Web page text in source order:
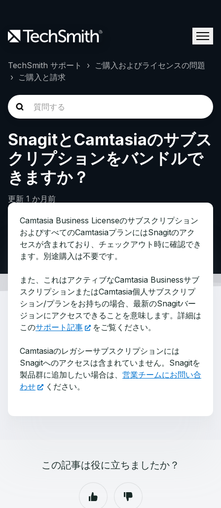
TechSmith サポート
ご購入およびライセンスの問題
ご購入と請求
SnagitとCamtasiaのサブス
クリプションをバンドルで
きますか？
更新 1 か月前
Camtasia Business Licenseのサブスクリプション
およびすべてのCamtasiaプランにはSnagitのアク
セスが含まれており、チェックアウト時に確認でき
ます。別途購入は不要です。
また、これはアクティブなCamtasia Businessサブ
スクリプションまたはCamtasia個人サブスクリプ
ション/プランをお持ちの場合、最新のSnagitバー
ジョンにアクセスできることを意味します。詳細は
このサポート記事 をご覧ください。
Camtasiaのレガシーサブスクリプションには
Snagitへのアクセスは含まれていません。Snagitを
製品群に追加したい場合は、 営業チームにお問い合
わせ
ください。
この記事は役に立ちましたか？